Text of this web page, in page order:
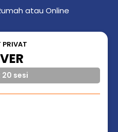
atau Online
PRIVAT
sesi